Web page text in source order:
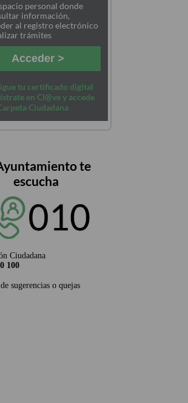
personal donde
información,
al registro electrónico
trámites
Acceder >
tu certificado digital
en Cl@ve y accede
Ciudadana
te
escucha
Ciudadana
100
sugerencias o quejas